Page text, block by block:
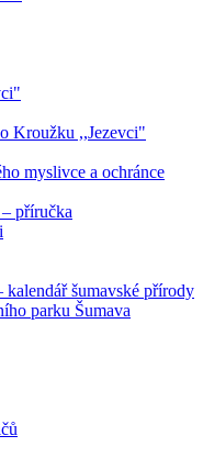
Kroužku ,,Jezevci"
myslivce a ochránce
příručka
kalendář šumavské přírody
parku Šumava